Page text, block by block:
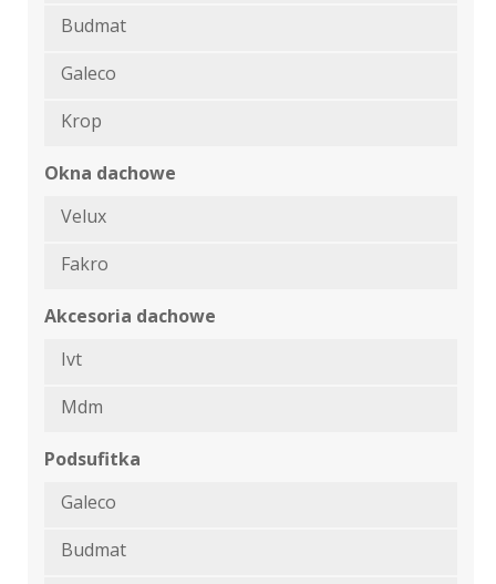
Budmat
Galeco
Krop
Okna dachowe
Velux
Fakro
Akcesoria dachowe
Ivt
Mdm
Podsufitka
Galeco
Budmat